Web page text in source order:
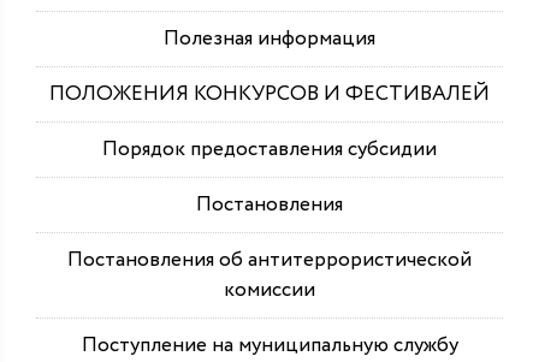
Полезная информация
ПОЛОЖЕНИЯ КОНКУРСОВ И ФЕСТИВАЛЕЙ
Порядок предоставления субсидии
Постановления
Постановления об антитеррористической
комиссии
Поступление на муниципальную службу